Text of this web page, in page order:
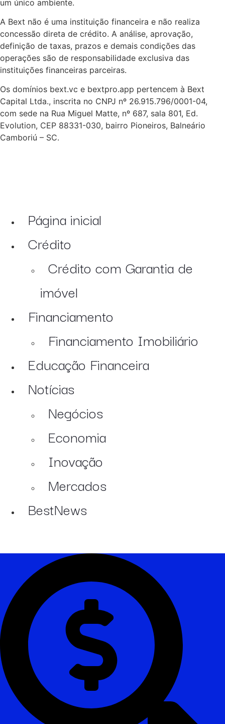
um único ambiente.
A Bext não é uma instituição financeira e não realiza
concessão direta de crédito. A análise, aprovação,
definição de taxas, prazos e demais condições das
operações são de responsabilidade exclusiva das
instituições financeiras parceiras.
Os domínios bext.vc e bextpro.app pertencem à Bext
Capital Ltda., inscrita no CNPJ nº 26.915.796/0001-04,
com sede na Rua Miguel Matte, nº 687, sala 801, Ed.
Evolution, CEP 88331-030, bairro Pioneiros, Balneário
Camboriú – SC.
Página inicial
Crédito
Crédito com Garantia de
imóvel
Financiamento
Financiamento Imobiliário
Educação Financeira
Notícias
Negócios
Economia
Inovação
Mercados
BestNews